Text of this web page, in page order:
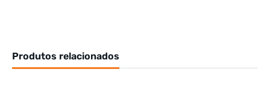
Produtos relacionados